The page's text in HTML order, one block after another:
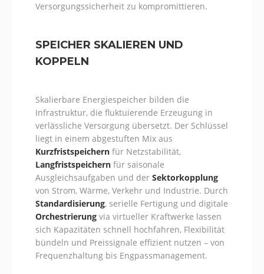
Versorgungssicherheit zu kompromittieren.
SPEICHER SKALIEREN UND
KOPPELN
Skalierbare Energiespeicher bilden die
Infrastruktur, die fluktuierende Erzeugung in
verlässliche Versorgung übersetzt. Der Schlüssel
liegt in einem abgestuften Mix aus
Kurzfristspeichern für Netzstabilität,
Langfristspeichern für saisonale
Ausgleichsaufgaben und der Sektorkopplung
von Strom, Wärme, Verkehr und Industrie. Durch
Standardisierung, serielle Fertigung und digitale
Orchestrierung via virtueller Kraftwerke lassen
sich Kapazitäten schnell hochfahren, Flexibilität
bündeln und Preissignale effizient nutzen – von
Frequenzhaltung bis Engpassmanagement.